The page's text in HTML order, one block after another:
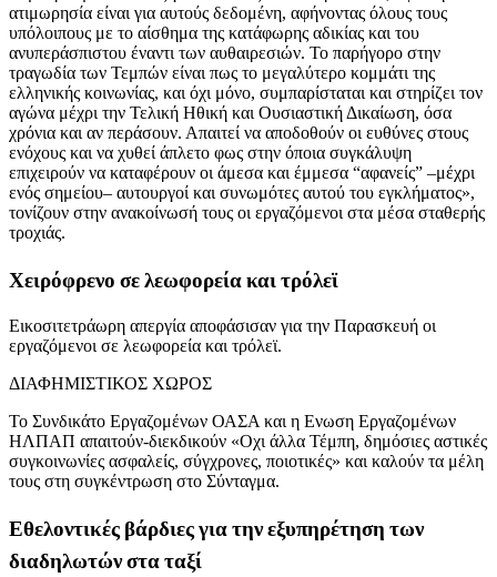
ατιμωρησία είναι για αυτούς δεδομένη, αφήνοντας όλους τους
υπόλοιπους με το αίσθημα της κατάφωρης αδικίας και του
ανυπεράσπιστου έναντι των αυθαιρεσιών. Το παρήγορο στην
τραγωδία των Τεμπών είναι πως το μεγαλύτερο κομμάτι της
ελληνικής κοινωνίας, και όχι μόνο, συμπαρίσταται και στηρίζει τον
αγώνα μέχρι την Τελική Ηθική και Ουσιαστική Δικαίωση, όσα
χρόνια και αν περάσουν. Απαιτεί να αποδοθούν οι ευθύνες στους
ενόχους και να χυθεί άπλετο φως στην όποια συγκάλυψη
επιχειρούν να καταφέρουν οι άμεσα και έμμεσα “αφανείς” –μέχρι
ενός σημείου– αυτουργοί και συνωμότες αυτού του εγκλήματος»,
τονίζουν στην ανακοίνωσή τους οι εργαζόμενοι στα μέσα σταθερής
τροχιάς.
Χειρόφρενο σε λεωφορεία και τρόλεϊ
Εικοσιτετράωρη απεργία αποφάσισαν για την Παρασκευή οι
εργαζόμενοι σε λεωφορεία και τρόλεϊ.
ΔΙΑΦΗΜΙΣΤΙΚΟΣ ΧΩΡΟΣ
Το Συνδικάτο Εργαζομένων ΟΑΣΑ και η Ενωση Εργαζομένων
ΗΛΠΑΠ απαιτούν-διεκδικούν «Οχι άλλα Τέμπη, δημόσιες αστικές
συγκοινωνίες ασφαλείς, σύγχρονες, ποιοτικές» και καλούν τα μέλη
τους στη συγκέντρωση στο Σύνταγμα.
Εθελοντικές βάρδιες για την εξυπηρέτηση των
διαδηλωτών στα ταξί